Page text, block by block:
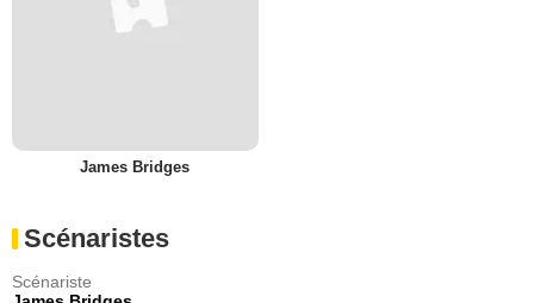
James Bridges
Scénaristes
Scénariste